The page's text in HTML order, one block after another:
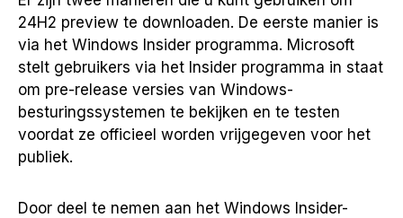
24H2 preview te downloaden. De eerste manier is
via het Windows Insider programma. Microsoft
stelt gebruikers via het Insider programma in staat
om pre-release versies van Windows-
besturingssystemen te bekijken en te testen
voordat ze officieel worden vrijgegeven voor het
publiek.
Door deel te nemen aan het Windows Insider-